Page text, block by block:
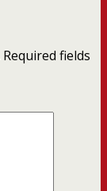
Required fields